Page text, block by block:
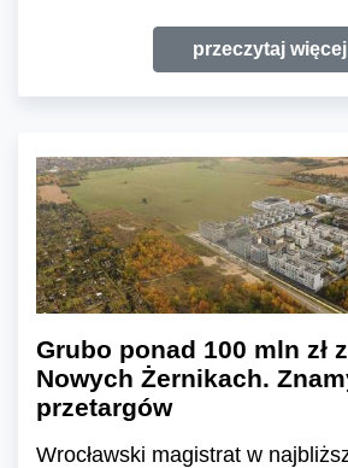
przeczytaj więcej
Grubo ponad 100 mln zł
Nowych Żernikach.
przetargów
Wrocławski magistrat w